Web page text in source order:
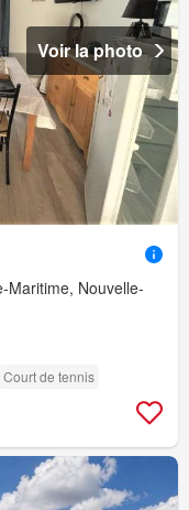
Voir la photo
Maritime, Nouvelle-
Court de tennis